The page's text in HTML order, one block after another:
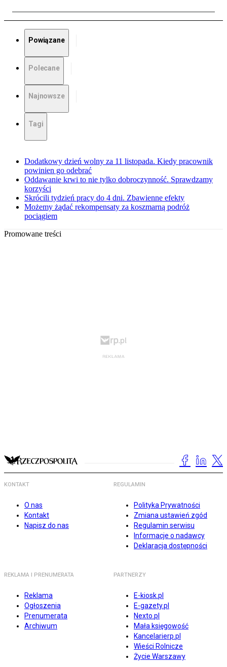
Powiązane
Polecane
Najnowsze
Tagi
Dodatkowy dzień wolny za 11 listopada. Kiedy pracownik
powinien go odebrać
Oddawanie krwi to nie tylko dobroczynność. Sprawdzamy
korzyści
Skrócili tydzień pracy do 4 dni. Zbawienne efekty
Możemy żądać rekompensaty za koszmarną podróż
pociągiem
Promowane treści
KONTAKT
O nas
Kontakt
Napisz do nas
REGULAMIN
Polityka Prywatności
Zmiana ustawień zgód
Regulamin serwisu
Informacje o nadawcy
Deklaracja dostępności
REKLAMA I PRENUMERATA
Reklama
Ogłoszenia
Prenumerata
Archiwum
PARTNERZY
E-kiosk.pl
E-gazety.pl
Nexto.pl
Mała księgowość
Kancelarierp.pl
Wieści Rolnicze
Życie Warszawy